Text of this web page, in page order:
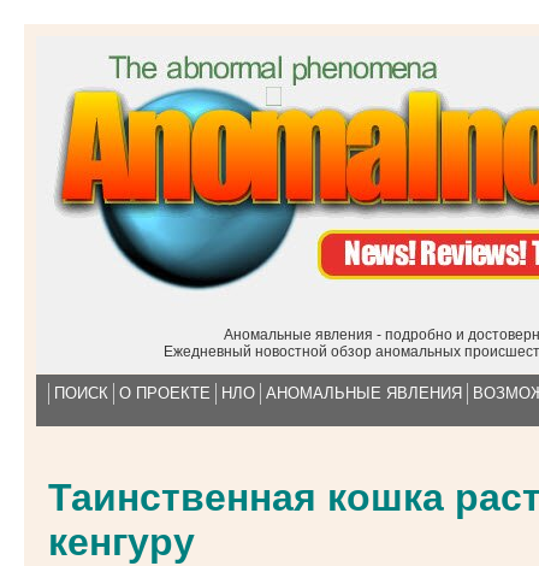
Аномальные явления - подробно и
Ежедневный новостной обзор аномальных
ПОИСК О ПРОЕКТЕ НЛО АНОМАЛЬНЫЕ ЯВЛЕНИЯ
Таинственная кошка
кенгуру